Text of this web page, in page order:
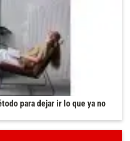
para dejar ir lo que ya no